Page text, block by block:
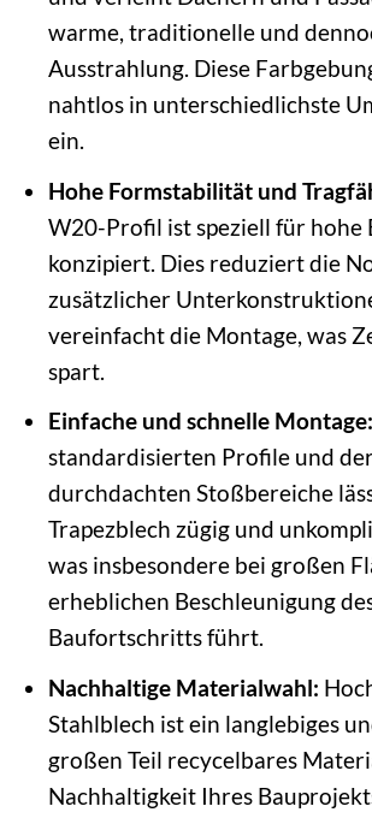
warme, traditionelle und
Ausstrahlung. Diese
nahtlos in unterschiedlichste
ein.
Hohe Formstabilität und
W20-Profil ist speziell für hohe
konzipiert. Dies reduziert die
zusätzlicher
vereinfacht die Montage, was
spart.
Einfache und schnelle Montage:
standardisierten Profile und
durchdachten Stoßbereiche
Trapezblech zügig und
was insbesondere bei großen
erheblichen Beschleunigung
Baufortschritts führt.
Nachhaltige Materialwahl:
Stahlblech ist ein langlebiges
großen Teil recycelbares
Nachhaltigkeit Ihres